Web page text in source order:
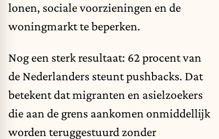
lonen, sociale voorzieningen en de
woningmarkt te beperken.
Nog een sterk resultaat: 62 procent van
de Nederlanders steunt pushbacks. Dat
betekent dat migranten en asielzoekers
die aan de grens aankomen onmiddellijk
worden teruggestuurd zonder